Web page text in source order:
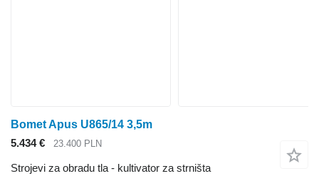
Bomet Apus U865/14 3,5m
5.434 €
23.400 PLN
Strojevi za obradu tla - kultivator za strništa